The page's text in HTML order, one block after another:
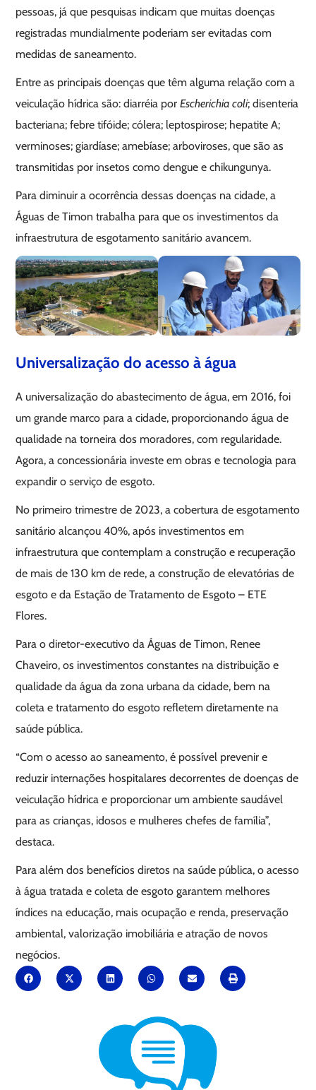
pessoas, já que pesquisas indicam que muitas doenças
registradas mundialmente poderiam ser evitadas com
medidas de saneamento.
Entre as principais doenças que têm alguma relação com a
veiculação hídrica são: diarréia porEscherichia coli; disenteria
bacteriana; febre tifóide; cólera; leptospirose; hepatite A;
verminoses; giardíase; amebíase; arboviroses, que são as
transmitidas por insetos como dengue e chikungunya.
Para diminuir a ocorrência dessas doenças na cidade, a
Águas de Timon trabalha para que os investimentos da
infraestrutura de esgotamento sanitário avancem.
Universalização do acesso à água
A universalização do abastecimento de água, em 2016, foi
um grande marco para a cidade, proporcionando água de
qualidade na torneira dos moradores, com regularidade.
Agora, a concessionária investe em obras e tecnologia para
expandir o serviço de esgoto.
No primeiro trimestre de 2023, a cobertura de esgotamento
sanitário alcançou 40%, após investimentos em
infraestrutura que contemplam a construção e recuperação
de mais de 130 km de rede, a construção de elevatórias de
esgoto e da Estação de Tratamento de Esgoto – ETE
Flores.
Para o diretor-executivo da Águas de Timon, Renee
Chaveiro, os investimentos constantes na distribuição e
qualidade da água da zona urbana da cidade, bem na
coleta e tratamento do esgoto refletem diretamente na
saúde pública.
“Com o acesso ao saneamento, é possível prevenir e
reduzir internações hospitalares decorrentes de doenças de
veiculação hídrica e proporcionar um ambiente saudável
para as crianças, idosos e mulheres chefes de família”,
destaca.
Para além dos benefícios diretos na saúde pública, o acesso
à água tratada e coleta de esgoto garantem melhores
índices na educação, mais ocupação e renda, preservação
ambiental, valorização imobiliária e atração de novos
negócios.